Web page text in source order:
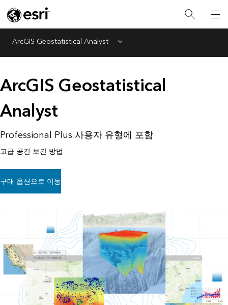
ArcGIS Geostatistical Analyst Menu
ArcGIS Geostatistical
Analyst
Professional Plus 사용자 유형에 포함
고급 공간 보간 방법
구매 옵션으로 이동